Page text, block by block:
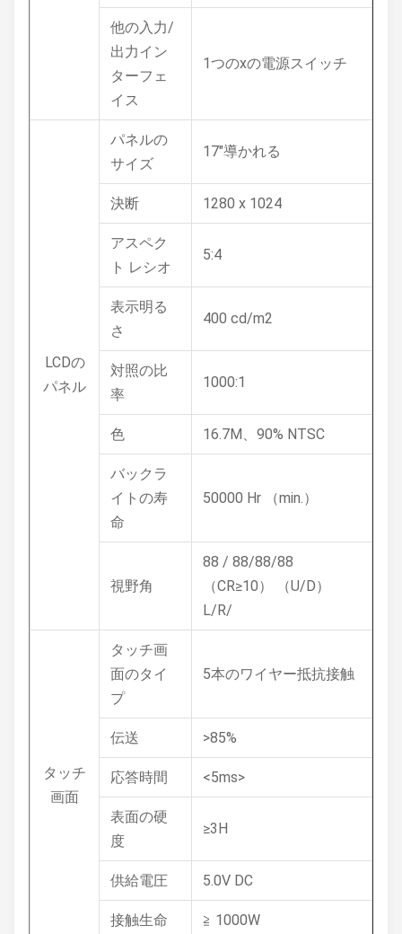
他の入力/
出力イン
ターフェ
イス
1つのxの電源スイッチ
LCDの
パネル
パネルの
サイズ
17"導かれる
決断 1280 x 1024
アスペク
ト レシオ
5:4
表示明る
さ
400 cd/m2
対照の比
率
1000:1
色 16.7M、90% NTSC
バックラ
イトの寿
命
50000 Hr （min.）
視野角
88 / 88/88/88
（CR≥10） （U/D）
L/R/
タッチ
画面
タッチ画
面のタイ
プ
5本のワイヤー抵抗接触
伝送 >85%
応答時間 <5ms>
表面の硬
度
≥3H
供給電圧 5.0V DC
接触生命 ≧ 1000W